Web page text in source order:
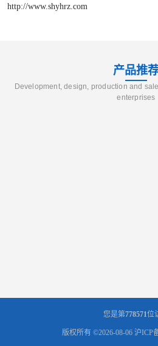
http://www.shyhrz.com
产品推
Development, design, production and
enterprises
您是第778571位
版权所有 ©2026-08-06 沪ICP